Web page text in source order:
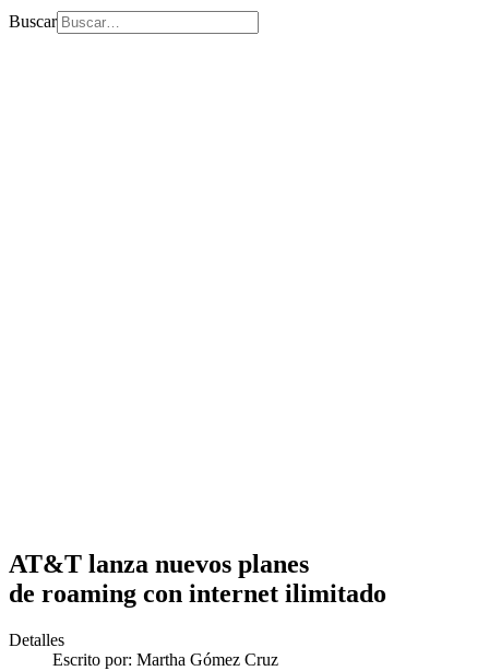
Buscar
AT&T lanza nuevos planes
de roaming con internet ilimitado
Detalles
Escrito por: Martha Gómez Cruz